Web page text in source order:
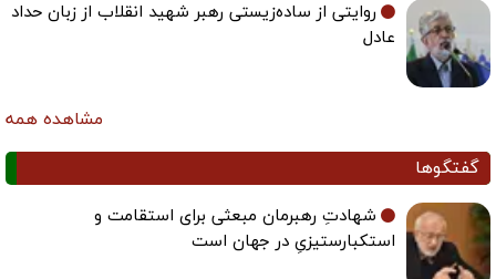
روایتی از ساده‌زیستی رهبر شهید انقلاب از زبان حداد
عادل
مشاهده همه
گفتگوها
شهادتِ رهبرمان مبعثی برای استقامت و
استکبارستیزیِ در جهان است